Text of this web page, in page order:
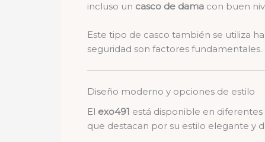
incluso un casco de dama con buen
Este tipo de casco también se utiliza
seguridad son factores fundamentales.
Diseño moderno y opciones de estilo
El exo491 está disponible en
que destacan por su estilo elegante y